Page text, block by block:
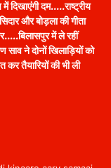
दिखाएंगी दम…..राष्ट्रीय
और बोड़ला की गीता
में ले रहीं
ने दोनों खिलाड़ियों को
कर तैयारियों की भी ली